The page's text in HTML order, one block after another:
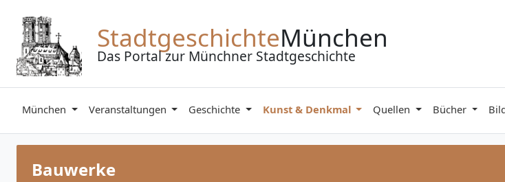
StadtgeschichteMünchen
Das Portal zur Münchner Stadtgeschichte
München Veranstaltungen Geschichte Kunst & Denkmal Quellen Bücher
Bauwerke